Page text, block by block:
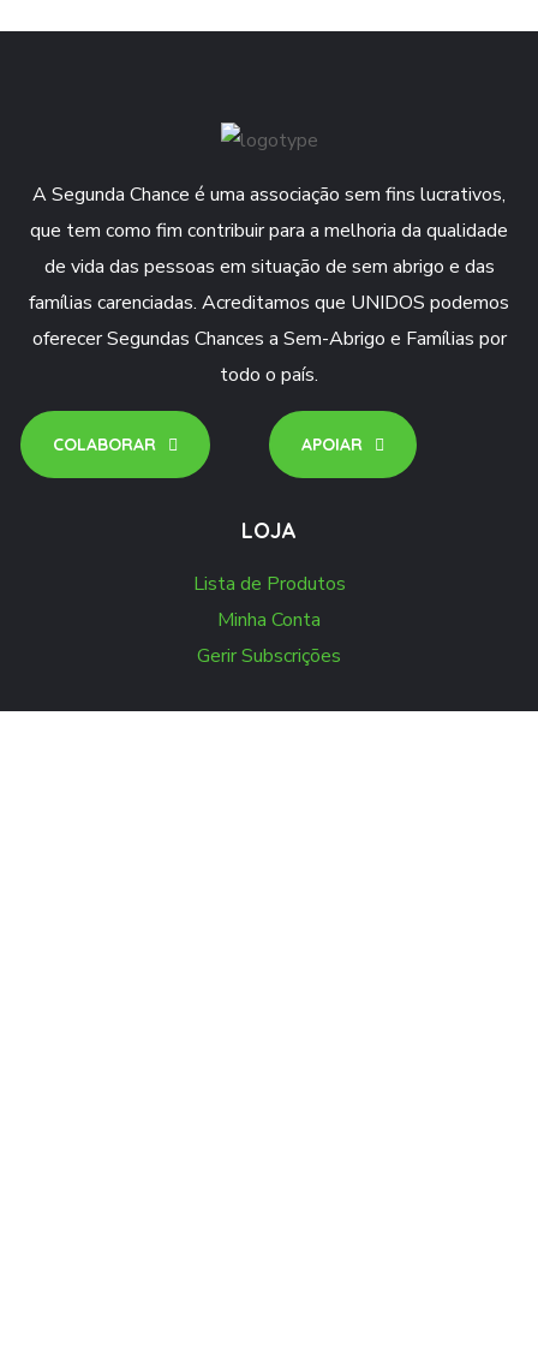
A Segunda Chance é uma associação sem fins lucrativos,
que tem como fim contribuir para a melhoria da qualidade
de vida das pessoas em situação de sem abrigo e das
famílias carenciadas. Acreditamos que UNIDOS podemos
oferecer Segundas Chances a Sem-Abrigo e Famílias por
todo o país.
COLABORAR APOIAR
LOJA
Lista de Produtos
Minha Conta
Gerir Subscrições
NEWSLETTER